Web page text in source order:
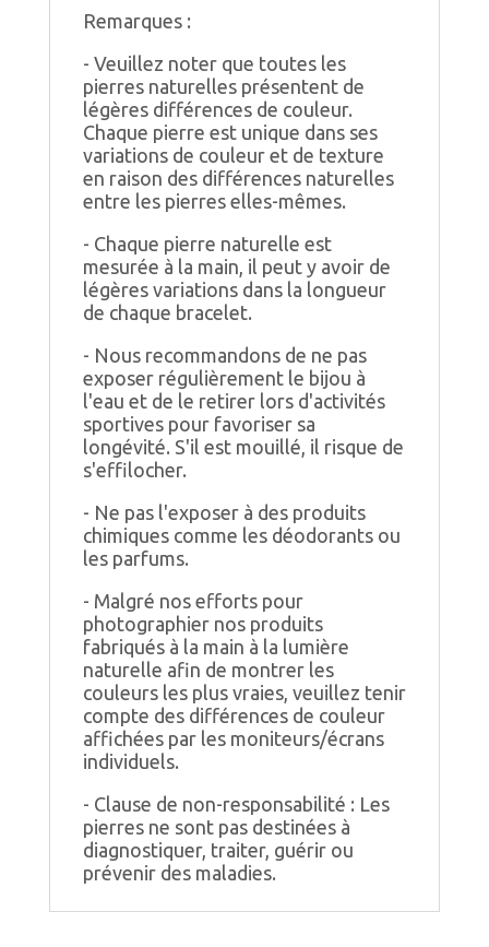
Remarques :
- Veuillez noter que toutes les
pierres naturelles présentent de
légères différences de couleur.
Chaque pierre est unique dans ses
variations de couleur et de texture
en raison des différences naturelles
entre les pierres elles-mêmes.
- Chaque pierre naturelle est
mesurée à la main, il peut y avoir de
légères variations dans la longueur
de chaque bracelet.
- Nous recommandons de ne pas
exposer régulièrement le bijou à
l'eau et de le retirer lors d'activités
sportives pour favoriser sa
longévité. S'il est mouillé, il risque de
s'effilocher.
- Ne pas l'exposer à des produits
chimiques comme les déodorants ou
les parfums.
- Malgré nos efforts pour
photographier nos produits
fabriqués à la main à la lumière
naturelle afin de montrer les
couleurs les plus vraies, veuillez tenir
compte des différences de couleur
affichées par les moniteurs/écrans
individuels.
- Clause de non-responsabilité : Les
pierres ne sont pas destinées à
diagnostiquer, traiter, guérir ou
prévenir des maladies.